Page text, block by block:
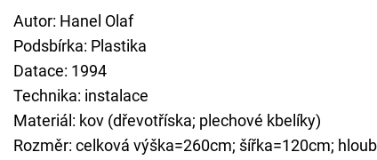
Autor: Hanel Olaf
Podsbírka: Plastika
Datace: 1994
Technika: instalace
Materiál: kov (dřevotříska; plechové kbelíky)
Rozměr: celková výška=260cm; šířka=120cm;